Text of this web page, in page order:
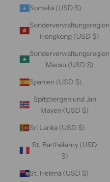
Somalia (USD $)
Sonderverwaltungsregion
Hongkong (USD $)
Sonderverwaltungsregion
Macau (USD $)
Spanien (USD $)
Spitzbergen und Jan
Mayen (USD $)
Sri Lanka (USD $)
St. Barthélemy (USD
$)
St. Helena (USD $)